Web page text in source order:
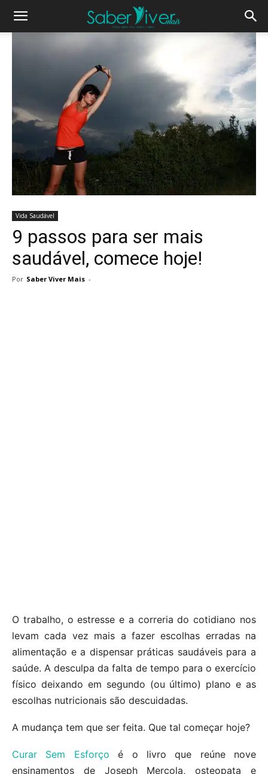
Vida Saudável
9 passos para ser mais
saudável, comece hoje!
Por Saber Viver Mais -
O trabalho, o estresse e a correria do cotidiano nos
levam cada vez mais a fazer escolhas erradas na
alimentação e a dispensar práticas saudáveis para a
saúde. A desculpa da falta de tempo para o exercício
físico deixando em segundo (ou último) plano e as
escolhas nutricionais são descuidadas.
A mudança tem que ser feita. Que tal começar hoje?
Curar Sem Esforço é o livro que reúne nove
ensinamentos de Joseph Mercola, osteopata e